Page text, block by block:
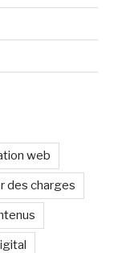
web
des charges